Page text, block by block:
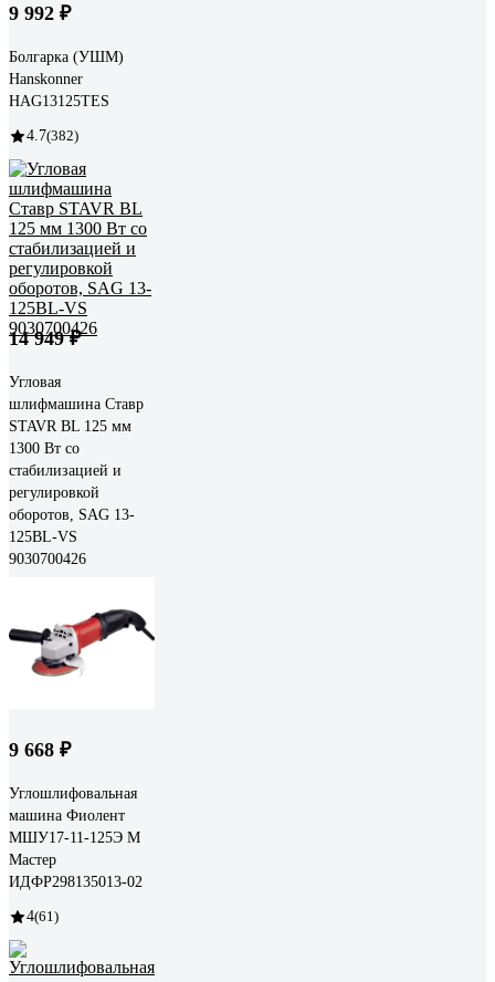
9 992 ₽
Болгарка (УШМ)
Hanskonner
HAG13125TES
4.7(382)
14 949 ₽
Угловая
шлифмашина Ставр
STAVR BL 125 мм
1300 Вт со
стабилизацией и
регулировкой
оборотов, SAG 13-
125BL-VS
9030700426
9 668 ₽
Углошлифовальная
машина Фиолент
МШУ17-11-125Э М
Мастер
ИДФР298135013-02
4(61)